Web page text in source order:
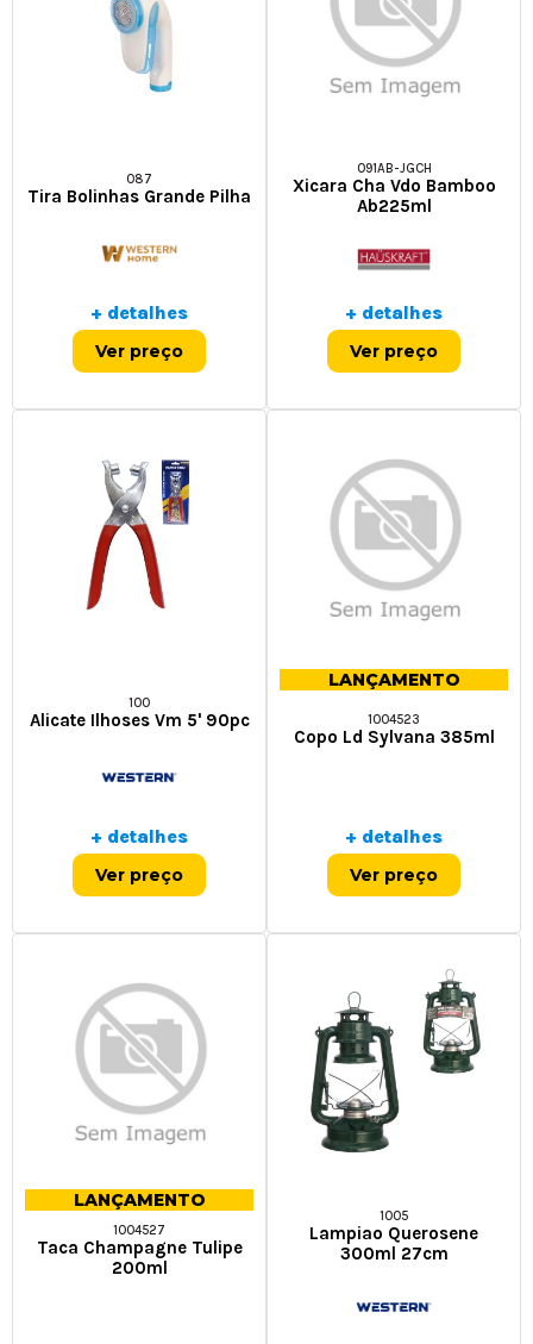
087
Tira Bolinhas Grande Pilha
+ detalhes
Ver preço
091AB-JGCH
Xicara Cha Vdo Bamboo
Ab225ml
+ detalhes
Ver preço
100
Alicate Ilhoses Vm 5' 90pc
+ detalhes
Ver preço
LANÇAMENTO
1004523
Copo Ld Sylvana 385ml
+ detalhes
Ver preço
LANÇAMENTO
1004527
Taca Champagne Tulipe
200ml
1005
Lampiao Querosene
300ml 27cm